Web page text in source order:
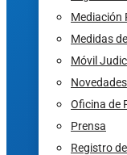
Mediación
Medidas
Móvil
Novedades
Oficina de
Prensa
Registro